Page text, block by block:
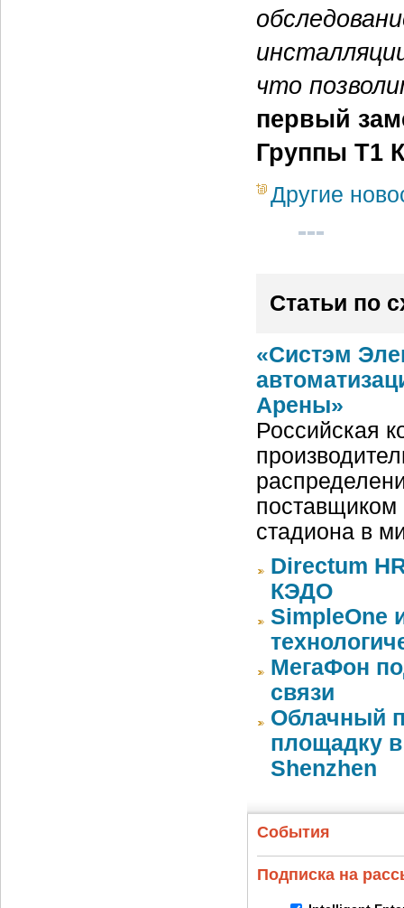
что
первый
Группы Т1
Другие
Статьи по
«Систэм
Арены»
Российская
поставщиком
стадиона в
Directum
КЭДО
SimpleOne
МегаФон
связи
Облачный
площадку в
Shenzhen
События
Подписка на